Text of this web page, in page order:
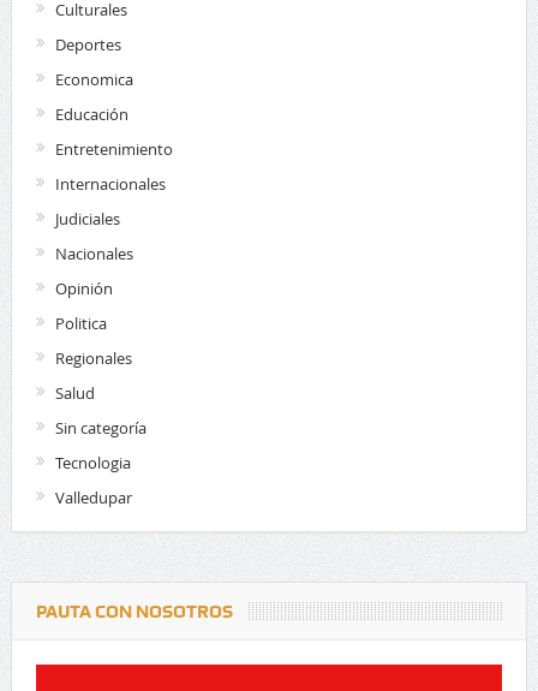
Culturales
Deportes
Economica
Educación
Entretenimiento
Internacionales
Judiciales
Nacionales
Opinión
Politica
Regionales
Salud
Sin categoría
Tecnologia
Valledupar
PAUTA CON NOSOTROS